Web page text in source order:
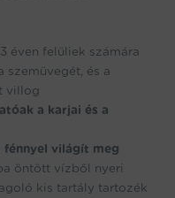
éven felüliek számára
szemüvegét, és a
villog
a karjai és a
világít meg
öntött vízből nyeri
kis tartály tartozék